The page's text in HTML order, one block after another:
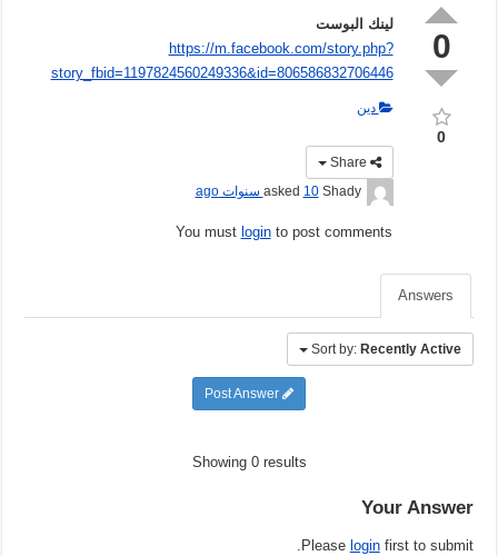
0
0
لينك البوست
https://m.facebook.com/story.php?
story_fbid=1197824560249336&id=806586832706446
دين
Shady
asked10 سنوات ago
You must loginto post comments
Answers
Sort by: Recently Active
Showing 0 results
Your Answer
Please loginfirst to submit.